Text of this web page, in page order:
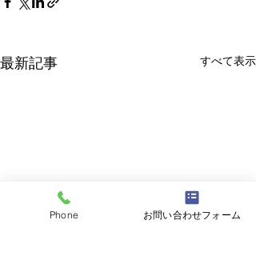
最新記事 すべて表示
Phone お問い合わせフォーム